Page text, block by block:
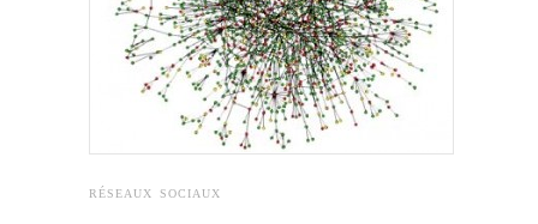
RÉSEAUX SOCIAUX